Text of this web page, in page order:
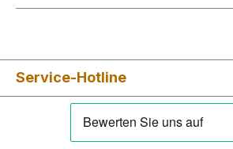
Service-Hotline